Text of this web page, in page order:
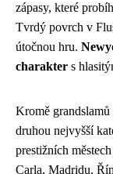
zápasy, které
Tvrdý povrch v
útočnou hru.
charakter s
Kromě
druhou nejvyšší
prestižních
Carla, Madridu,